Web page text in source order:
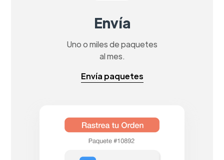
Envía
Uno o miles de paquetes
al mes.
Envía paquetes